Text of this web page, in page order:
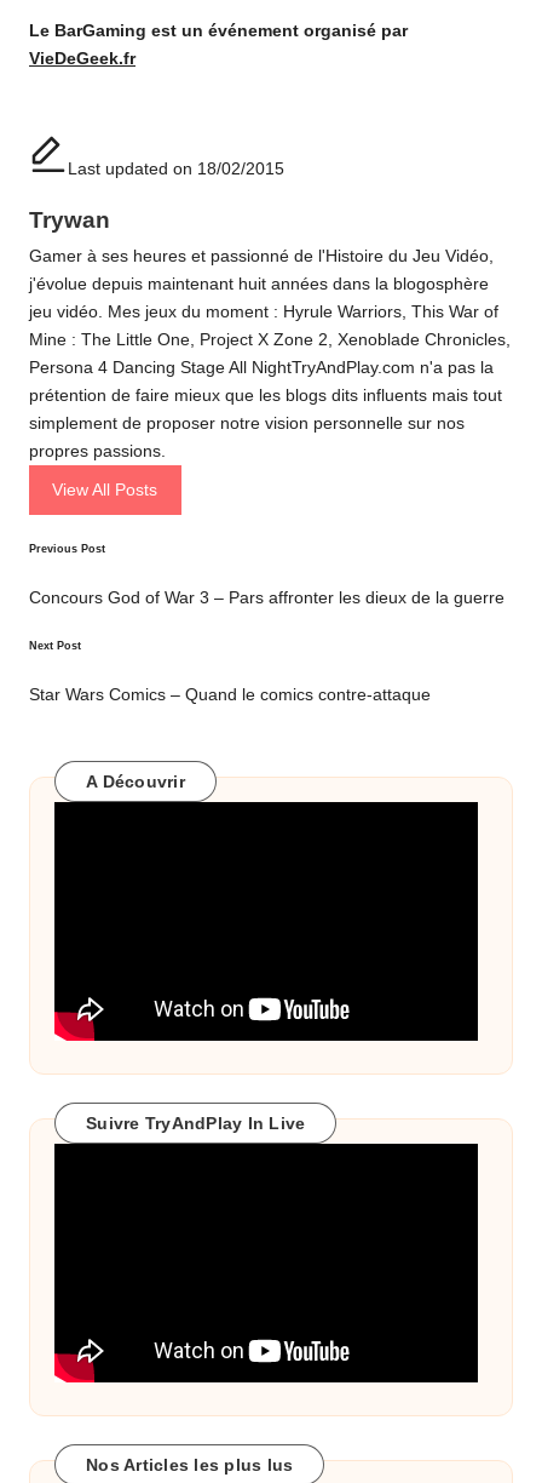
Le BarGaming est un événement organisé par
VieDeGeek.fr
Last updated on 18/02/2015
Trywan
Gamer à ses heures et passionné de l'Histoire du Jeu Vidéo,
j'évolue depuis maintenant huit années dans la blogosphère
jeu vidéo. Mes jeux du moment : Hyrule Warriors, This War of
Mine : The Little One, Project X Zone 2, Xenoblade Chronicles,
Persona 4 Dancing Stage All NightTryAndPlay.com n'a pas la
prétention de faire mieux que les blogs dits influents mais tout
simplement de proposer notre vision personnelle sur nos
propres passions.
View All Posts
Post
navigation
Previous Post
Concours God of War 3 – Pars affronter les dieux de la guerre
Next Post
Star Wars Comics – Quand le comics contre-attaque
A Découvrir
Suivre TryAndPlay In Live
Nos Articles les plus lus